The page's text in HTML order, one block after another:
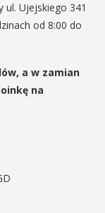
ul. Ujejskiego 341
od 8:00 do
a w zamian
na